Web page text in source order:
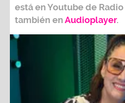
está en Youtube de
también enAudioplayer.